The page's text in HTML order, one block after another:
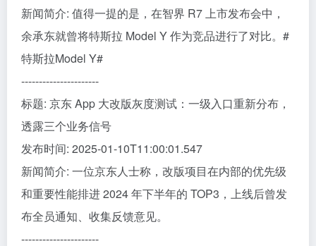
新闻简介: 值得一提的是，在智界 R7 上市发布会中，
余承东就曾将特斯拉 Model Y 作为竞品进行了对比。#
特斯拉Model Y#
----------------------
标题: 京东 App 大改版灰度测试：一级入口重新分布，
透露三个业务信号
发布时间: 2025-01-10T11:00:01.547
新闻简介: 一位京东人士称，改版项目在内部的优先级
和重要性能排进 2024 年下半年的 TOP3，上线后曾发
布全员通知、收集反馈意见。
----------------------